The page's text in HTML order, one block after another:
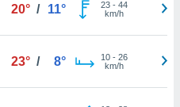
20° / 11° 23- 44
km/h
23° / 8° 10- 26
km/h